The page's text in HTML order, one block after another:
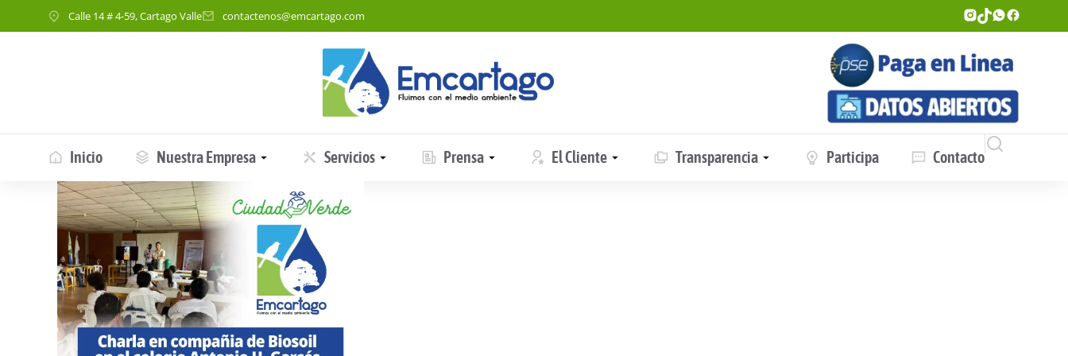
Calle 14 # 4-59, Cartago Valle contactenos@emcartago.com
Inicio Nuestra Empresa Servicios Prensa El Cliente Transparencia Participa Contacto